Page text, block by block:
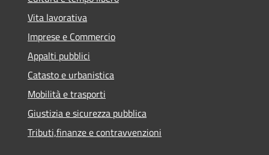
Vita lavorativa
Imprese e Commercio
Appalti pubblici
Catasto e urbanistica
Mobilità e trasporti
Giustizia e sicurezza pubblica
Tributi,finanze e contravvenzioni